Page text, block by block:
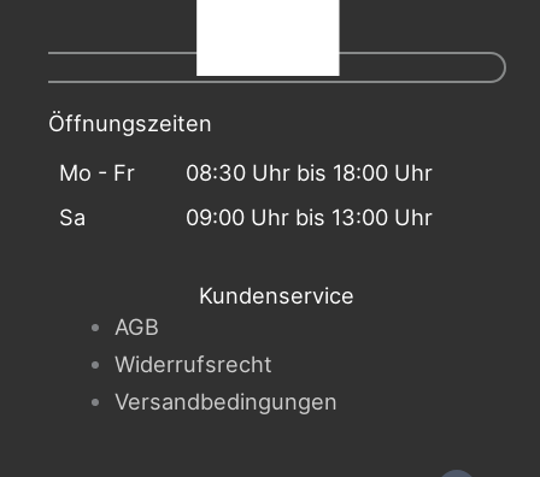
Öffnungszeiten
Mo - Fr
08:30 Uhr bis 18:00 Uhr
Sa
09:00 Uhr bis 13:00 Uhr
Kundenservice
AGB
Widerrufsrecht
Versandbedingungen